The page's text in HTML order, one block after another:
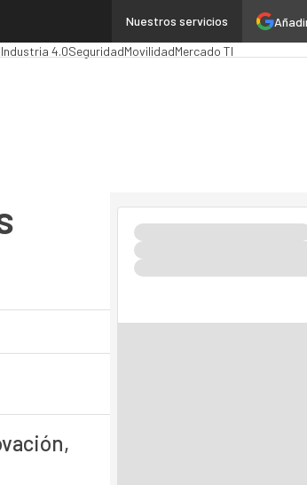
Nuestros servicios
Administración PúblicaMarTechCloud
Industria 4.0SeguridadMovilidadMercado TI